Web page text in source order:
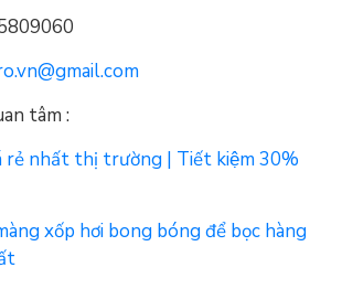
tâm :
rẻ nhất thị trường | Tiết kiệm 30%
xốp hơi bong bóng để bọc hàng